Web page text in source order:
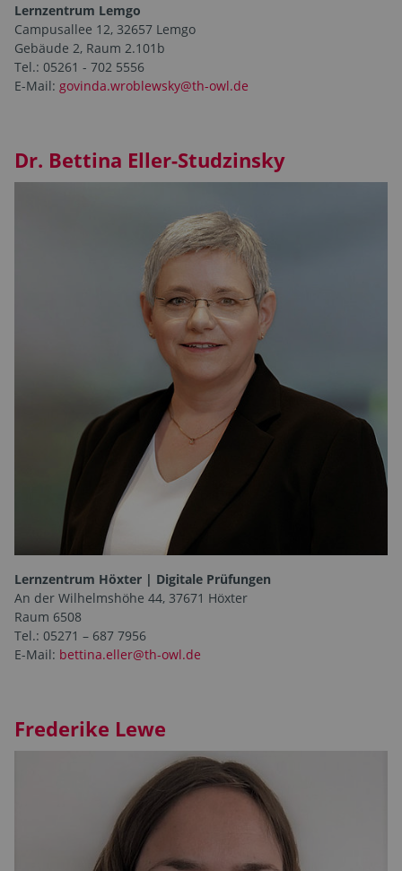
Lernzentrum Lemgo
Campusallee 12, 32657 Lemgo
Gebäude 2, Raum 2.101b
Tel.: 05261 - 702 5556
E-Mail: govinda.wroblewsky@th-owl.de
Dr. Bettina Eller-Studzinsky
Lernzentrum Höxter | Digitale Prüfungen
An der Wilhelmshöhe 44, 37671 Höxter
Raum 6508
Tel.: 05271 – 687 7956
E-Mail: bettina.eller@th-owl.de
Frederike Lewe